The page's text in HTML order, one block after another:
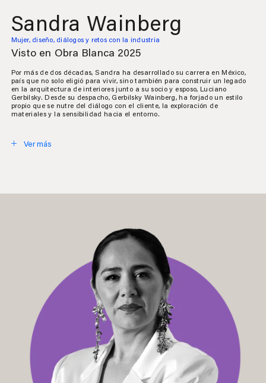
Sandra Wainberg
Mujer, diseño, diálogos y retos con la industria
Visto en Obra Blanca 2025
Por más de dos décadas, Sandra ha desarrollado su carrera en México,
país que no solo eligió para vivir, sino también para construir un legado
en la arquitectura de interiores junto a su socio y esposo, Luciano
Gerbilsky. Desde su despacho, Gerbilsky Wainberg, ha forjado un estilo
propio que se nutre del diálogo con el cliente, la exploración de
materiales y la sensibilidad hacia el entorno.
Ver más